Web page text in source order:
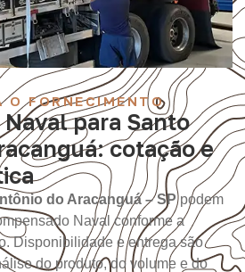
O FORNECIMENTO
para Santo
cotação e
do Aracanguá – SPpodem
Naval conforme a
Disponibilidade e entrega são
do produto, do volume e do